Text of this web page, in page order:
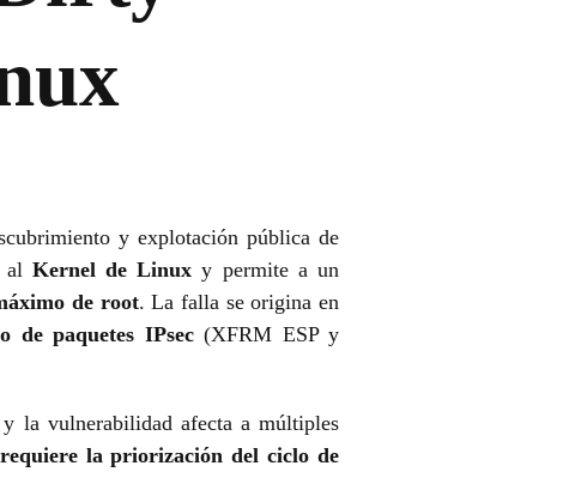
y explotación pública de
al Kernel de Linux y permite a un
de root. La falla se origina en
de paquetes IPsec(XFRM ESP y
la vulnerabilidad afecta a múltiples
la priorización del ciclo de